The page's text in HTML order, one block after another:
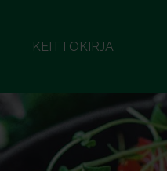
KEITTOKIRJA